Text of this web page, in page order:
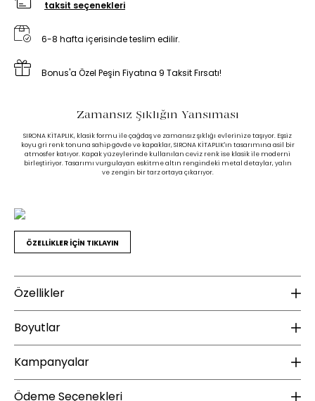
taksit seçenekleri
6-8 hafta içerisinde teslim edilir.
Bonus'a Özel Peşin Fiyatına 9 Taksit Fırsatı!
Zamansız Şıklığın Yansıması
SIRONA KİTAPLIK, klasik formu ile çağdaş ve zamansız şıklığı evlerinize taşıyor. Eşsiz
koyu gri renk tonuna sahip gövde ve kapaklar, SIRONA KİTAPLIK'ın tasarımına asil bir
atmosfer katıyor. Kapak yüzeylerinde kullanılan ceviz renk ise klasik ile moderni
birleştiriyor. Tasarımı vurgulayan eskitme altın rengindeki metal detaylar, yalın
ve zengin bir tarz ortaya çıkarıyor.
ÖZELLİKLER İÇİN TIKLAYIN
Özellikler
Ayak Rengi : Siyah
Ek Bilgiler
Boyutlar
Yükseklik (mm) :
Kampanyalar
YENİ ÜYE KAMPANYASI
Ödeme Seçenekleri